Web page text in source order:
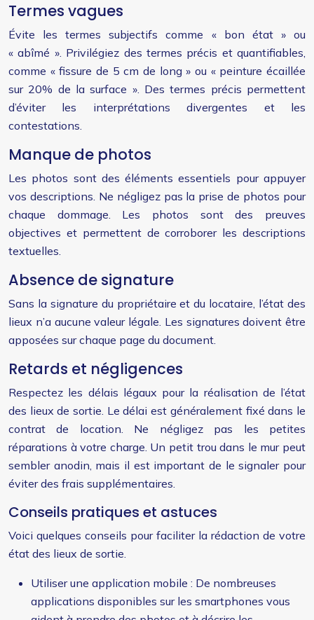
Termes vagues
Évite les termes subjectifs comme « bon état » ou
« abîmé ». Privilégiez des termes précis et quantifiables,
comme « fissure de 5 cm de long » ou « peinture écaillée
sur 20% de la surface ». Des termes précis permettent
d’éviter les interprétations divergentes et les
contestations.
Manque de photos
Les photos sont des éléments essentiels pour appuyer
vos descriptions. Ne négligez pas la prise de photos pour
chaque dommage. Les photos sont des preuves
objectives et permettent de corroborer les descriptions
textuelles.
Absence de signature
Sans la signature du propriétaire et du locataire, l’état des
lieux n’a aucune valeur légale. Les signatures doivent être
apposées sur chaque page du document.
Retards et négligences
Respectez les délais légaux pour la réalisation de l’état
des lieux de sortie. Le délai est généralement fixé dans le
contrat de location. Ne négligez pas les petites
réparations à votre charge. Un petit trou dans le mur peut
sembler anodin, mais il est important de le signaler pour
éviter des frais supplémentaires.
Conseils pratiques et astuces
Voici quelques conseils pour faciliter la rédaction de votre
état des lieux de sortie.
Utiliser une application mobile : De nombreuses
applications disponibles sur les smartphones vous